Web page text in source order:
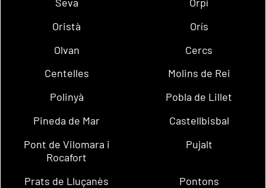
Oristà
Orís
Olvan
Cercs
Centelles
Molins de Rei
Polinyà
Pobla de Lillet
Pineda de Mar
Castellbisbal
Pont de Vilomara i
Rocafort
Pujalt
Prats de Lluçanès
Pontons